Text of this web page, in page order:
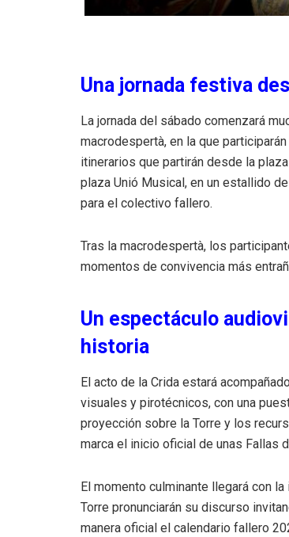
Una jornada festiva
La jornada del sábado comenzará
macrodespertà, en la que
itinerarios que partirán desde la
plaza Unió Musical, en un estallido
para el colectivo fallero.
Tras la macrodespertà, los
momentos de convivencia más
Un espectáculo
historia
El acto de la Crida estará
visuales y pirotécnicos, con una
proyección sobre la Torre y los
marca el inicio oficial de unas Fallas
El momento culminante llegará con
Torre pronunciarán su discurso
manera oficial el calendario fallero